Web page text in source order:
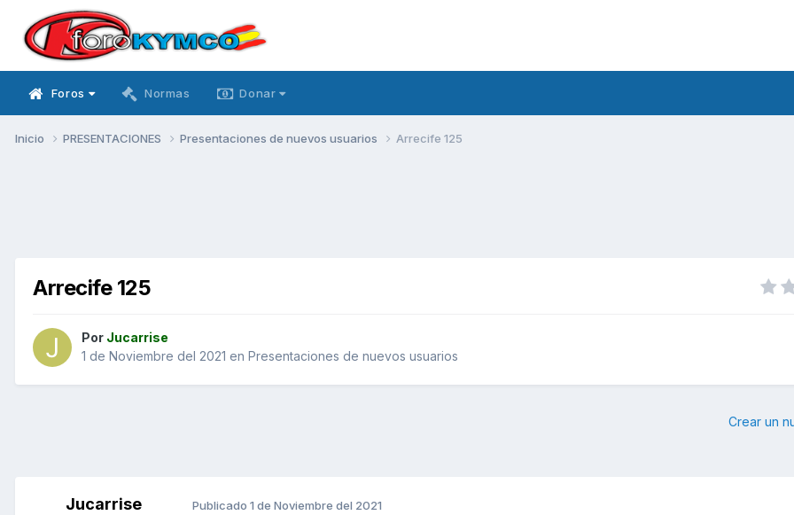
Foros Normas Donar
Inicio PRESENTACIONES Presentaciones de nuevos usuarios Arrecife 125
Arrecife 125
Por Jucarrise
1 de Noviembre del 2021 en Presentaciones de nuevos usuarios
Crear un
Jucarrise Publicado 1 de Noviembre del 2021